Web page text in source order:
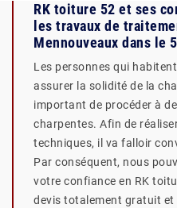
RK toiture 52 et ses
les travaux de
Mennouveaux dans le
Les personnes qui
assurer la solidité de la
important de procéder à
charpentes. Afin de
techniques, il va falloir
Par conséquent, nous
votre confiance en RK
devis totalement gratuit et